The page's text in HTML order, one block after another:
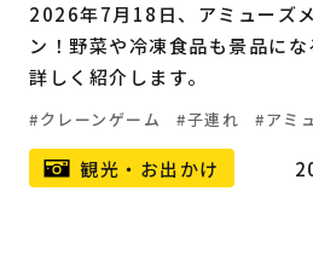
2026年7月18日、アミューズ
ン！野菜や冷凍食品も景品に
詳しく紹介します。
クレーンゲーム 子連れ アミ
観光・お出かけ